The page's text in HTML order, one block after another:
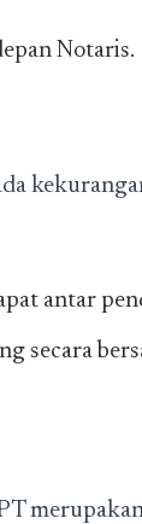
Notaris.
antar
secara